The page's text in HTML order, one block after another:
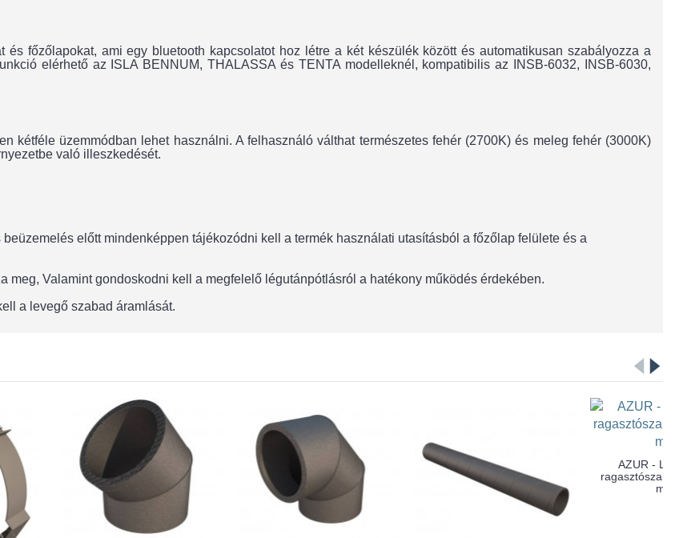
főzőlapokat, ami egy bluetooth kapcsolatot hoz létre a két készülék között és automatikusan szabályozza a
elérhető az ISLA BENNUM, THALASSA és TENTA modelleknél, kompatibilis az INSB-6032, INSB-6030,
kétféle üzemmódban lehet használni. A felhasználó válthat természetes fehér (2700K) és meleg fehér (3000K)
való illeszkedését.
előtt mindenképpen tájékozódni kell a termék használati utasításból a főzőlap felülete és a
meg, Valamint gondoskodni kell a megfelelő légutánpótlásról a hatékony működés érdekében.
a levegő szabad áramlását.
Szállítás 3-4 hét